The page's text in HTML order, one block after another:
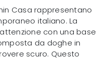
Casa rappresentano
italiano. La
con una base
da doghe in
scuro. Questo